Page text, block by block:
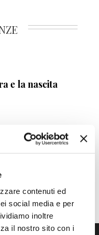
contenuti ed
social media e per
inoltre
il nostro sito con i
e la nascita